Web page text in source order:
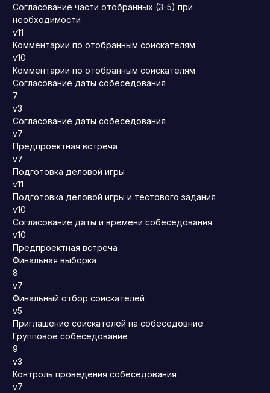
Согласование части отобранных (3-5) при
необходимости
v11
Комментарии по отобранным соискателям
v10
Комментарии по отобранным соискателям
Согласование даты собеседования
7
v3
Согласование даты собеседования
v7
Предпроектная встреча
v7
Подготовка деловой игры
v11
Подготовка деловой игры и тестового задания
v10
Согласование даты и времени собеседования
v10
Предпроектная встреча
Финальная выборка
8
v7
Финальный отбор соискателей
v5
Приглашение соискателей на собеседовние
Групповое собеседование
9
v3
Контроль проведения собеседования
v7